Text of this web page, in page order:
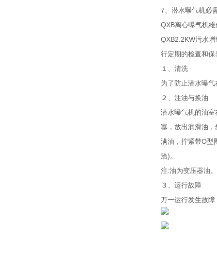
7、潜水曝气机必
QXB离心曝气机
QXB2.2KW污水
行定期的检查和保
１、清洗
为了防止潜水曝
２、注油与换油
潜水曝气机的油
塞，放出润滑油
满油，拧紧带O型
洽)。
注:油为变压器油。
３、运行故障
万一运行发生故